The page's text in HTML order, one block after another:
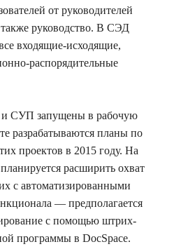
от руководителей
руководство. В СЭД
входящие-исходящие,
распорядительные
и СУП запущены в рабочую
разрабатываются планы по
проектов в 2015 году. На
расширить охват
с автоматизированными
— предполагается
с помощью штрих-
программы в DocSpace.